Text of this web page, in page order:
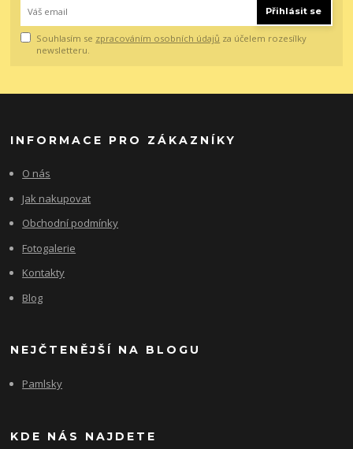
Přihlásit se
Souhlasím se zpracováním osobních údajů za účelem rozesílky
newsletteru.
INFORMACE PRO ZÁKAZNÍKY
O nás
Jak nakupovat
Obchodní podmínky
Fotogalerie
Kontakty
Blog
NEJČTENĚJŠÍ NA BLOGU
Pamlsky
KDE NÁS NAJDETE